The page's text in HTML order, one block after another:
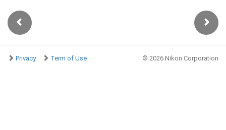
Privacy Term of Use © 2026 Nikon Corporation